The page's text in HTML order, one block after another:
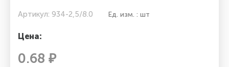
Артикул: 934-2,5/8.0 Ед. изм. : шт
Цена:
0.68 ₽